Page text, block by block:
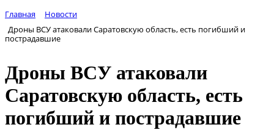
Главная
Новости
Дроны ВСУ атаковали Саратовскую область, есть погибший и
пострадавшие
Дроны ВСУ атаковали
Саратовскую область, есть
погибший и пострадавшие